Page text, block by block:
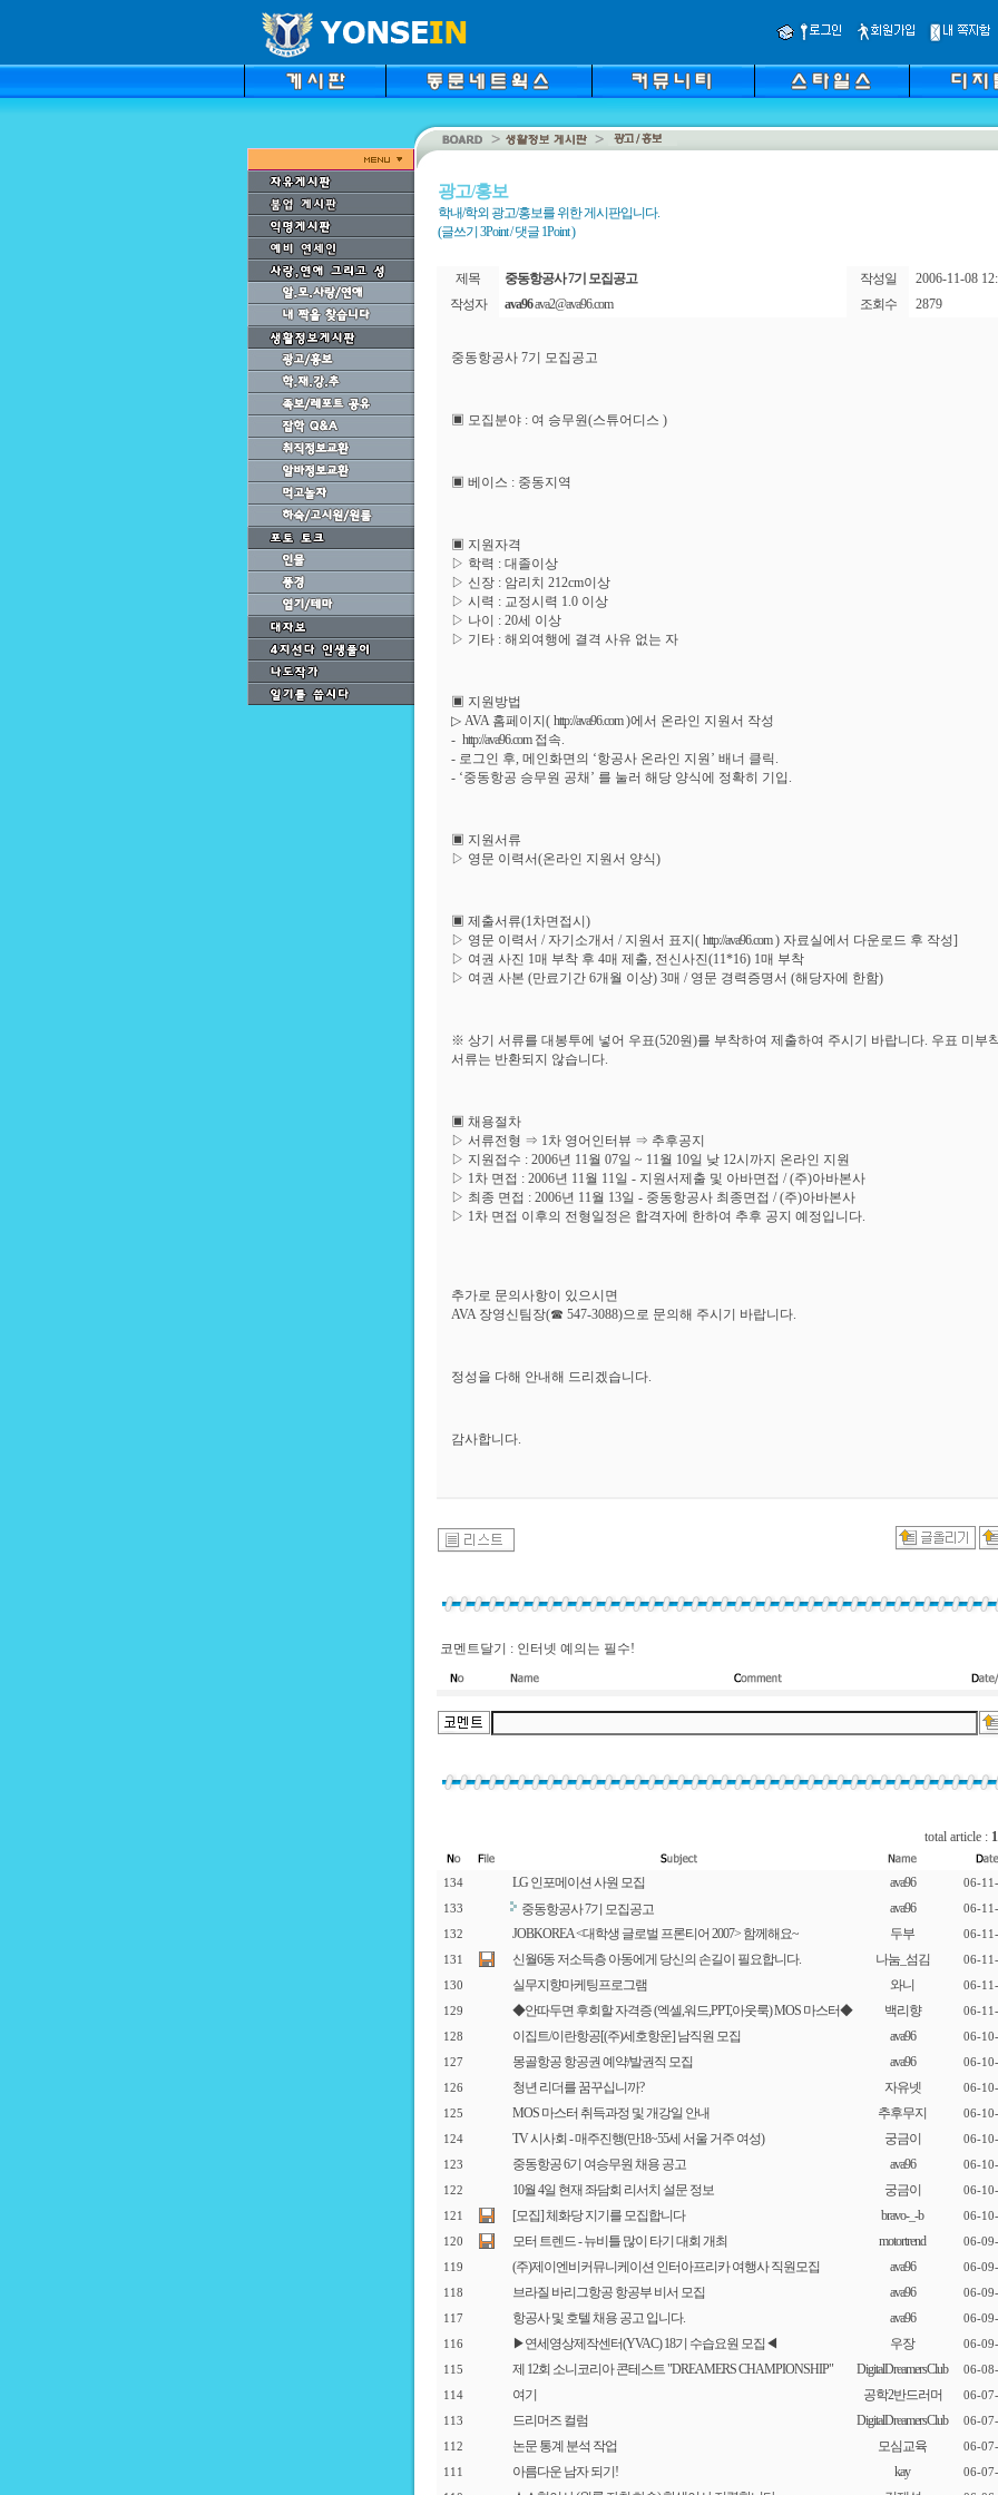
광고/홍보
학내/학외 광고/홍보를 위한 게시판입니다.
(글쓰기 3Point / 댓글 1Point )
제목 중동항공사 7기 모집공고 작성일
2006-11-08
작성자
ava96ava2@ava96.com 조회수 2879
중동항공사 7기 모집공고
▣ 모집분야 : 여 승무원(스튜어디스 )
▣ 베이스 : 중동지역
▣ 지원자격
▷ 학력 : 대졸이상
▷ 신장 : 암리치 212cm이상
▷ 시력 : 교정시력 1.0 이상
▷ 나이 : 20세 이상
▷ 기타 : 해외여행에 결격 사유 없는 자
▣ 지원방법
▷ AVA 홈페이지( http://ava96.com)에서 온라인 지원서 작성
- http://ava96.com접속.
- 로그인 후, 메인화면의 ‘항공사 온라인 지원’ 배너 클릭.
- ‘중동항공 승무원 공채’ 를 눌러 해당 양식에 정확히 기입.
▣ 지원서류
▷ 영문 이력서(온라인 지원서 양식)
▣ 제출서류(1차면접시)
▷ 영문 이력서 / 자기소개서 / 지원서 표지( http://ava96.com) 자료실에서 다운로드 후 작성]
▷ 여권 사진 1매 부착 후 4매 제출, 전신사진(11*16) 1매 부착
▷ 여권 사본 (만료기간 6개월 이상) 3매 / 영문 경력증명서 (해당자에 한함)
※ 상기 서류를 대봉투에 넣어 우표(520원)를 부착하여 제출하여 주시기 바랍니다. 우표 미부
서류는 반환되지 않습니다.
▣ 채용절차
▷ 서류전형 ⇒ 1차 영어인터뷰 ⇒ 추후공지
▷ 지원접수 : 2006년 11월 07일 ~ 11월 10일 낮 12시까지 온라인 지원
▷ 1차 면접 : 2006년 11월 11일 - 지원서제출 및 아바면접 / (주)아바본사
▷ 최종 면접 : 2006년 11월 13일 - 중동항공사 최종면접 / (주)아바본사
▷ 1차 면접 이후의 전형일정은 합격자에 한하여 추후 공지 예정입니다.
추가로 문의사항이 있으시면
AVA 장영신팀장(☎ 547-3088)으로 문의해 주시기 바랍니다.
정성을 다해 안내해 드리겠습니다.
감사합니다.
코멘트달기 : 인터넷 예의는 필수!
total article :
134 LG 인포메이션 사원 모집 ava96 06-
133 중동항공사 7기 모집공고 ava96 06-
132 JOBKOREA <대학생 글로벌 프론티어 2007> 함께해요~ 두부 06-
131 신월6동 저소득층 아동에게 당신의 손길이 필요합니다. 나눔_섬김 06-
130 실무지향마케팅프로그램 와니 06-
129 ◆안따두면 후회할 자격증 (엑셀,워드,PPT,아웃룩) MOS 마스터◆ 백리향 06-
128 이집트/이란항공[(주)세호항운] 남직원 모집 ava96 06-
127 몽골항공 항공권 예약/발권직 모집 ava96 06-
126 청년 리더를 꿈꾸십니까? 자유넷 06-
125 MOS 마스터 취득과정 및 개강일 안내 추후무지 06-
124 TV 시사회 - 매주진행(만18~55세 서울 거주 여성) 궁금이 06-
123 중동항공 6기 여승무원 채용 공고 ava96 06-
122 10월 4일 현재 좌담회 리서치 설문 정보 궁금이 06-
121 [모집] 체화당 지기를 모집합니다 bravo-_-b 06-
120 모터 트렌드 - 뉴비틀 많이 타기 대회 개최 motortrend 06-
119 (주)제이엔비커뮤니케이션 인터아프리카 여행사 직원모집 ava96 06-
118 브라질 바리그항공 항공부 비서 모집 ava96 06-
117 항공사 및 호텔 채용 공고 입니다. ava96 06-
116 ▶연세영상제작센터(YVAC) 18기 수습요원 모집◀ 우장 06-
115 제 12회 소니코리아 콘테스트 "DREAMERS CHAMPIONSHIP" DigitalDreamersClub 06-
114 여기 공학2반드러머 06-
113 드리머즈 컬럼 DigitalDreamersClub 06-
112 논문 통계 분석 작업 모심교육 06-
111 아름다운 남자 되기! kay 06-